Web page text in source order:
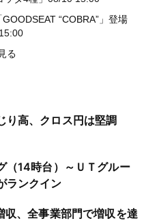
“COBRA”」登場
る
り高、クロス円は堅調
（14時台）～ＵＴグルー
ランクイン
、全事業部門で増収を達